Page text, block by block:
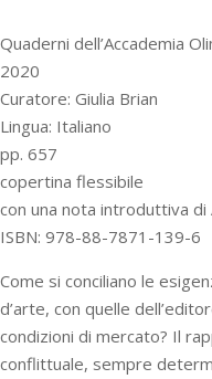
Quaderni dell’Accademia
2020
Curatore: Giulia Brian
Lingua: Italiano
pp. 657
copertina flessibile
con una nota introduttiva di
ISBN: 978-88-7871-139-6
Come si conciliano le
d’arte, con quelle
condizioni di mercato? Il
conflittuale, sempre